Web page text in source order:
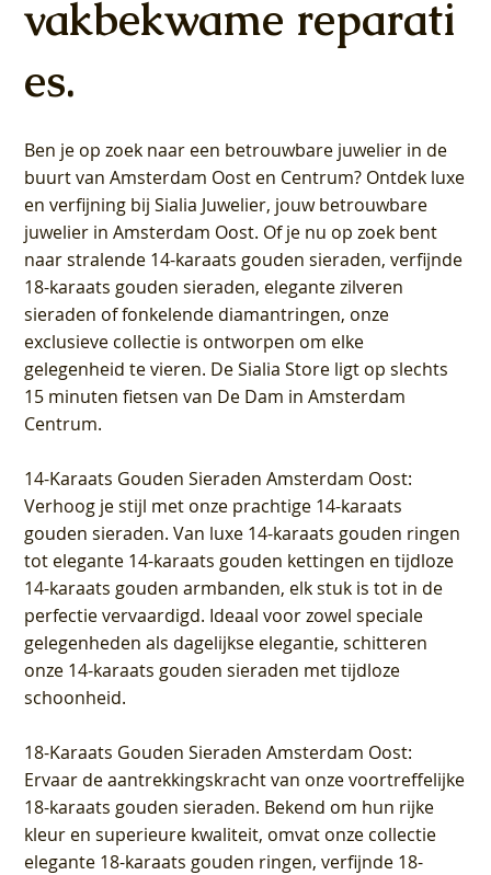
vakbekwame reparati
es.
Ben je op zoek naar een betrouwbare juwelier in de
buurt van Amsterdam Oost en Centrum? Ontdek luxe
en verfijning bij Sialia Juwelier, jouw betrouwbare
juwelier in Amsterdam Oost. Of je nu op zoek bent
naar stralende 14-karaats gouden sieraden, verfijnde
18-karaats gouden sieraden, elegante zilveren
sieraden of fonkelende diamantringen, onze
exclusieve collectie is ontworpen om elke
gelegenheid te vieren. De Sialia Store ligt op slechts
15 minuten fietsen van De Dam in Amsterdam
Centrum.
14-Karaats Gouden Sieraden Amsterdam Oost:
Verhoog je stijl met onze prachtige 14-karaats
gouden sieraden. Van luxe 14-karaats gouden ringen
tot elegante 14-karaats gouden kettingen en tijdloze
14-karaats gouden armbanden, elk stuk is tot in de
perfectie vervaardigd. Ideaal voor zowel speciale
gelegenheden als dagelijkse elegantie, schitteren
onze 14-karaats gouden sieraden met tijdloze
schoonheid.
18-Karaats Gouden Sieraden Amsterdam Oost:
Ervaar de aantrekkingskracht van onze voortreffelijke
18-karaats gouden sieraden. Bekend om hun rijke
kleur en superieure kwaliteit, omvat onze collectie
elegante 18-karaats gouden ringen, verfijnde 18-